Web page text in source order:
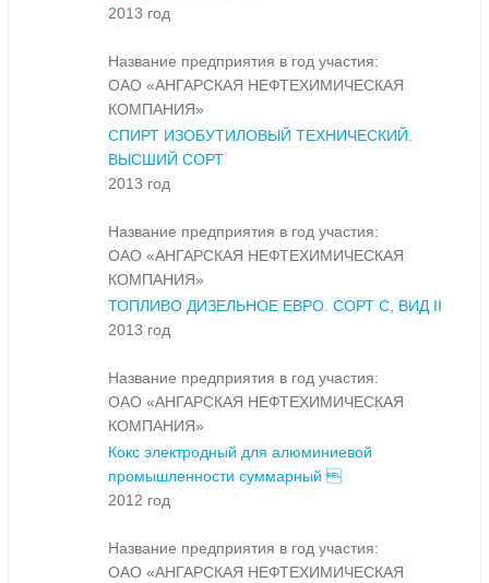
2013 год
Название предприятия в год участия:
ОАО «АНГАРСКАЯ НЕФТЕХИМИЧЕСКАЯ
КОМПАНИЯ»
СПИРТ ИЗОБУТИЛОВЫЙ ТЕХНИЧЕСКИЙ.
ВЫСШИЙ СОРТ
2013 год
Название предприятия в год участия:
ОАО «АНГАРСКАЯ НЕФТЕХИМИЧЕСКАЯ
КОМПАНИЯ»
ТОПЛИВО ДИЗЕЛЬНОЕ ЕВРО. СОРТ С, ВИД II
2013 год
Название предприятия в год участия:
ОАО «АНГАРСКАЯ НЕФТЕХИМИЧЕСКАЯ
КОМПАНИЯ»
Кокс электродный для алюминиевой
промышленности суммарный 
2012 год
Название предприятия в год участия:
ОАО «АНГАРСКАЯ НЕФТЕХИМИЧЕСКАЯ